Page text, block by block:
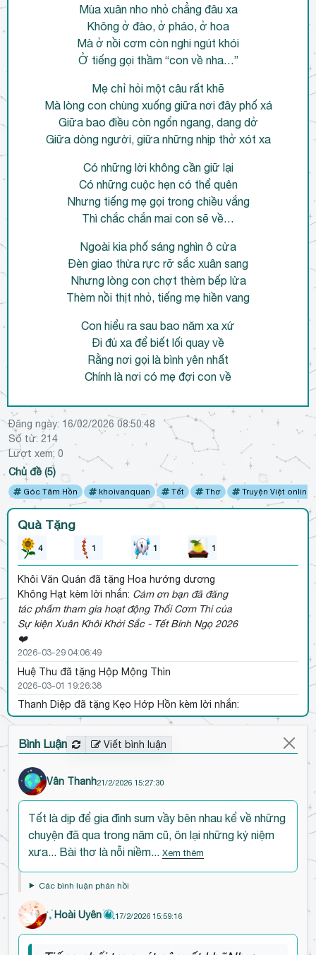
Mùa xuân nho nhỏ chẳng đâu xa
Không ở đào, ở pháo, ở hoa
Mà ở nồi cơm còn nghi ngút khói
Ở tiếng gọi thầm “con về nha…”
Mẹ chỉ hỏi một câu rất khẽ
Mà lòng con chùng xuống giữa nơi đây phố xá
Giữa bao điều còn ngổn ngang, dang dở
Giữa dòng người, giữa những nhịp thở xót xa
Có những lời không cần giữ lại
Có những cuộc hẹn có thể quên
Nhưng tiếng mẹ gọi trong chiều vắng
Thì chắc chắn mai con sẽ về…
Ngoài kia phố sáng nghìn ô cửa
Đèn giao thừa rực rỡ sắc xuân sang
Nhưng lòng con chợt thèm bếp lửa
Thèm nồi thịt nhỏ, tiếng mẹ hiền vang
Con hiểu ra sau bao năm xa xứ
Đi đủ xa để biết lối quay về
Rằng nơi gọi là bình yên nhất
Chính là nơi có mẹ đợi con về
Đăng ngày: 16/02/2026 08:50:48
Số từ: 214
Lượt xem: 0
Chủ đề (5)
Góc Tâm Hồn khoivanquan Tết Thơ Truyện Việt online
Quà Tặng
4 1 1 1
Khôi Văn Quán đã tặng Hoa hướng dương
Không Hạt kèm lời nhắn: Cảm ơn bạn đã đăng
tác phẩm tham gia hoạt động Thổi Cơm Thi của
Sự kiện Xuân Khôi Khởi Sắc - Tết Bính Ngọ 2026
❤️
2026-03-29 04:06:49
Huệ Thu đã tặng Hộp Mộng Thìn
2026-03-01 19:26:38
Thanh Diệp đã tặng Kẹo Hớp Hồn kèm lời nhắn:
quà hơi lệch mùa nhưng bài thơ này xứng 2 chữ
"hớp hồn", tôi thích nó quá chòi
2026-02-18 19:24:40
Ống Bơ
2026-02-17 23:18:53
Hoài Uyên
đã tặng Hoa hướng dương
Không Hạt
đã tặng Hoa hướng dương Không Hạt
đã tặng Hoa hướng dương
Không Hạt kèm lời nhắn:
nắng xuân
2026-02-16 10:14:58
Bình Luận Viết bình luận
Đ
u
b
Vân Thanh21/2/2026 15:27:30
Tết là dịp để gia đình sum vầy bên nhau kể về những
chuyện đã qua trong năm cũ, ôn lại những kỷ niệm
xưa... Bài thơ là nỗi niềm... Xem thêm
Các bình luận phản hồi
Hoài Uyên 17/2/2026 15:59:16